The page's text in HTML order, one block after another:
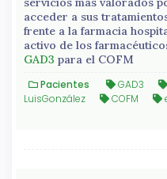
acceder a sus
frente a la farmacia
activo de los
GAD3 para el COFM
Pacientes GAD3
LuisGonzález
COFM